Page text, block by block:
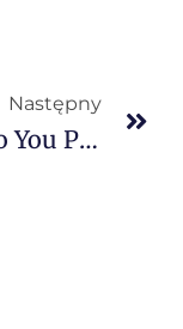
Następny
How Do You Prevent Defects?